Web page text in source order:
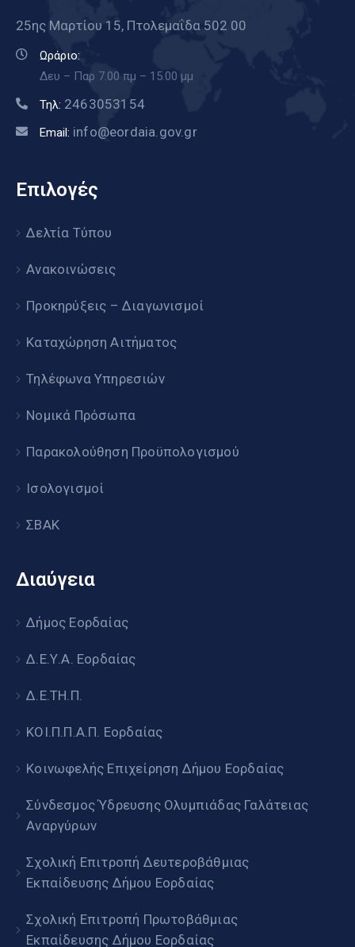
25ης Μαρτίου 15, Πτολεμαΐδα 502 00
Ωράριο:
Δευ – Παρ 7.00 πμ – 15.00 μμ
Τηλ: 2463053154
Email: info@eordaia.gov.gr
Επιλογές
Δελτία Τύπου
Ανακοινώσεις
Προκηρύξεις – Διαγωνισμοί
Καταχώρηση Αιτήματος
Τηλέφωνα Υπηρεσιών
Νομικά Πρόσωπα
Παρακολούθηση Προϋπολογισμού
Ισολογισμοί
ΣΒΑΚ
Διαύγεια
Δήμος Εορδαίας
Δ.Ε.Υ.Α. Εορδαίας
Δ.Ε.ΤΗ.Π.
ΚΟΙ.Π.Π.Α.Π. Εορδαίας
Κοινωφελής Επιχείρηση Δήμου Εορδαίας
Σύνδεσμος Ύδρευσης Ολυμπιάδας Γαλάτειας
Αναργύρων
Σχολική Επιτροπή Δευτεροβάθμιας
Εκπαίδευσης Δήμου Εορδαίας
Σχολική Επιτροπή Πρωτοβάθμιας
Εκπαίδευσης Δήμου Εορδαίας